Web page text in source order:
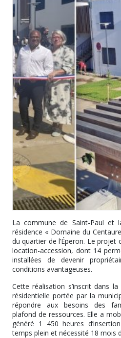
La commune de Saint-Paul et
résidence « Domaine du
du quartier de l’Éperon. Le
location-accession, dont 14
installées de devenir
conditions avantageuses.
Cette réalisation s’inscrit dans
résidentielle portée par la
répondre aux besoins des
plafond de ressources. Elle a
généré 1 450 heures
temps plein et nécessité 18 mois